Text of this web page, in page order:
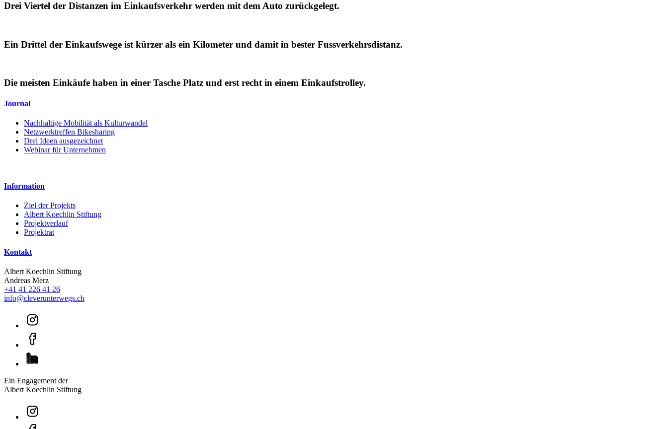
Drei Viertel der Distanzen im Einkaufsverkehr werden mit dem Auto zurückgelegt.
Ein Drittel der Einkaufswege ist kürzer als ein Kilometer und damit in bester Fussverkehrsdistanz.
Die meisten Einkäufe haben in einer Tasche Platz und erst recht in einem Einkaufstrolley.
Journal
Nachhaltige Mobilität als Kulturwandel
Netzwerktreffen Bikesharing
Drei Ideen ausgezeichnet
Webinar für Unternehmen
Information
Ziel der Projekts
Albert Koechlin Stiftung
Projektverlauf
Projektrat
Kontakt
Albert Koechlin Stiftung
Andreas Merz
+41 41 226 41 26
info@cleverunterwegs.ch
Ein Engagement der
Albert Koechlin Stiftung